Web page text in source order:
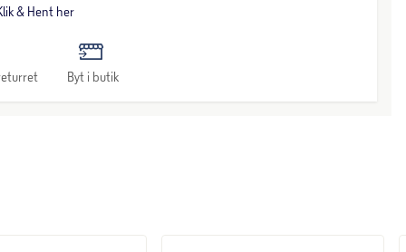
& Hent her
Byt i butik